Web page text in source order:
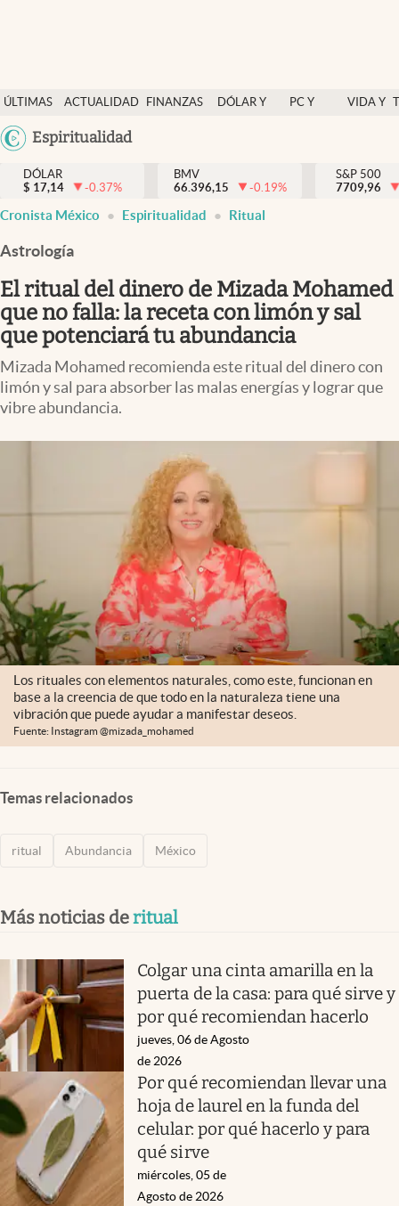
ÚLTIMAS
NOTICIAS
ACTUALIDAD
FINANZAS
DÓLAR Y
PC Y
VIDA Y
México
Espiritualidad
Actualidad
Finanzas y economía
Dólar y mercados
Pc y celular
Vida y estilo
Tv
Clima
Espiritualidad
abre en nueva pestaña
DÓLAR
$ 17,14 -0.37%
BMV
66.396,15
-0.19%
S&P 500
7709,96
Cronista México Espiritualidad Ritual
Astrología
El ritual del dinero de Mizada Mohamed
que no falla: la receta con limón y sal
que potenciará tu abundancia
Mizada Mohamed recomienda este ritual del dinero con
limón y sal para absorber las malas energías y lograr que
vibre abundancia.
Los rituales con elementos naturales, como este, funcionan en
base a la creencia de que todo en la naturaleza tiene una
vibración que puede ayudar a manifestar deseos.
Fuente: Instagram @mizada_mohamed
Temas relacionados
ritual Abundancia México
Más noticias deritual
Colgar una cinta amarilla en la
puerta de la casa: para qué sirve y
por qué recomiendan hacerlo
jueves, 06 de Agosto
de 2026
Por qué recomiendan llevar una
hoja de laurel en la funda del
celular: por qué hacerlo y para
qué sirve
miércoles, 05 de
Agosto de 2026